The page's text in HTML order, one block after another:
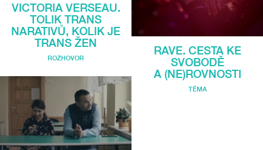
VICTORIA VERSEAU.
TOLIK TRANS
NARATIVŮ, KOLIK JE
TRANS ŽEN
ROZHOVOR
RAVE. CESTA KE
SVOBODĚ
A (NE)ROVNOSTI
TÉMA